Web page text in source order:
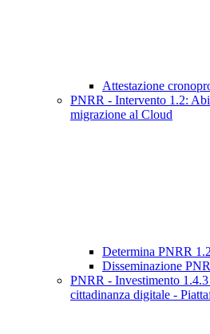
Attestazione
PNRR - Intervento 1.2:
migrazione al Cloud
Determina PNRR
Disseminazione
PNRR - Investimento
cittadinanza digitale -